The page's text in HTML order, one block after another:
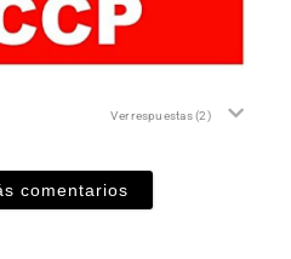
Ver respuestas(2)
comentarios